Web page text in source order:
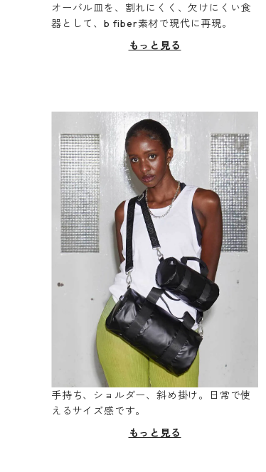
オーバル皿を、割れにくく、欠けにくい食
器として、b fiber素材で現代に再現。
もっと見る
手持ち、ショルダー、斜め掛け。日常で使
えるサイズ感です。
もっと見る